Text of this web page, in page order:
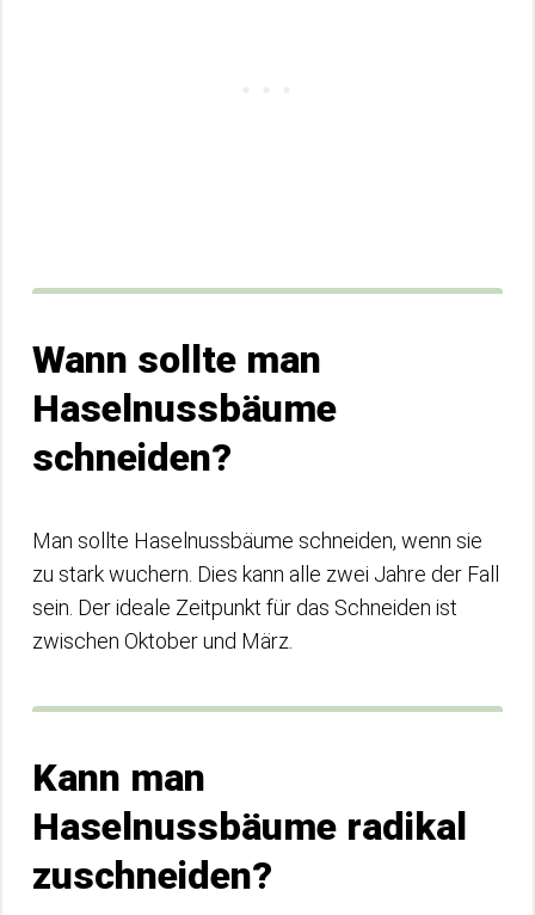
Wann sollte man
Haselnussbäume
schneiden?
Man sollte Haselnussbäume schneiden, wenn sie
zu stark wuchern. Dies kann alle zwei Jahre der Fall
sein. Der ideale Zeitpunkt für das Schneiden ist
zwischen Oktober und März.
Kann man
Haselnussbäume radikal
zuschneiden?